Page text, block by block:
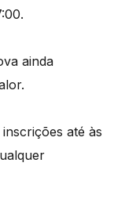
ainda
até às